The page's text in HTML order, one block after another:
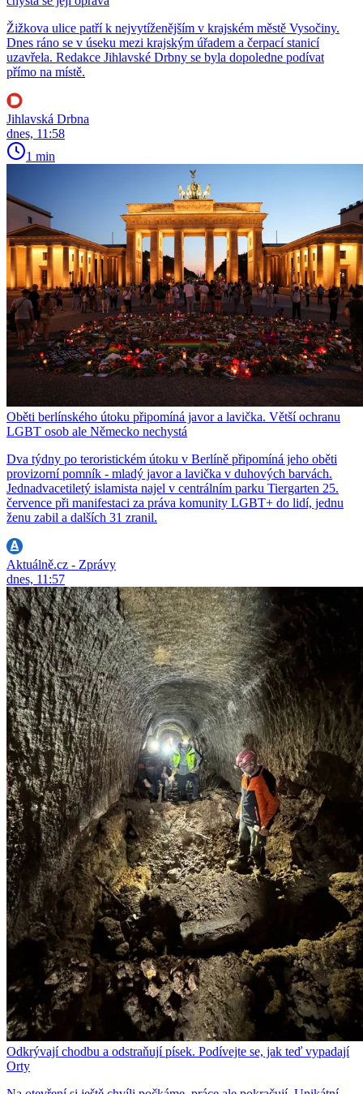
Žižkova ulice patří k nejvytíženějším v krajském městě Vysočiny.
Dnes ráno se v úseku mezi krajským úřadem a čerpací stanicí
uzavřela. Redakce Jihlavské Drbny se byla dopoledne podívat
přímo na místě.
Jihlavská Drbna
dnes, 11:58
1 min
Oběti berlínského útoku připomíná javor a lavička. Větší ochranu
LGBT osob ale Německo nechystá
Dva týdny po teroristickém útoku v Berlíně připomíná jeho oběti
provizorní pomník - mladý javor a lavička v duhových barvách.
Jednadvacetiletý islamista najel v centrálním parku Tiergarten 25.
července při manifestaci za práva komunity LGBT+ do lidí, jednu
ženu zabil a dalších 31 zranil.
Aktuálně.cz - Zprávy
dnes, 11:57
Odkrývají chodbu a odstraňují písek. Podívejte se, jak teď vypadají
Orty